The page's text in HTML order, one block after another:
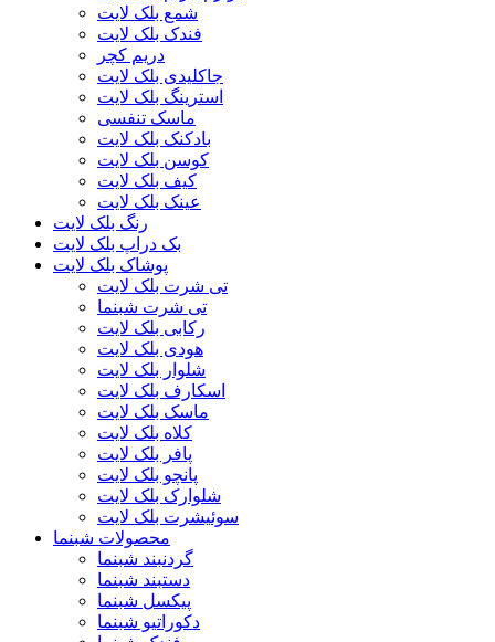
شمع بلک لایت
فندک بلک لایت
دریم کچر
جاکلیدی بلک لایت
استرینگ بلک لایت
ماسک تنفسی
بادکنک بلک لایت
کوسن بلک لایت
کیف بلک لایت
عینک بلک لایت
رنگ بلک لایت
بک دراپ بلک لایت
پوشاک بلک لایت
تی شرت بلک لایت
تی شرت شبنما
رکابی بلک لایت
هودی بلک لایت
شلوار بلک لایت
اسکارف بلک لایت
ماسک بلک لایت
کلاه بلک لایت
پافر بلک لایت
پانچو بلک لایت
شلوارک بلک لایت
سوئیشرت بلک لایت
محصولات شبنما
گردنبند شبنما
دستبند شبنما
پیکسل شبنما
دکوراتیو شبنما